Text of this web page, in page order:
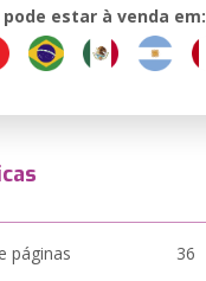
estar à venda em:
páginas 36